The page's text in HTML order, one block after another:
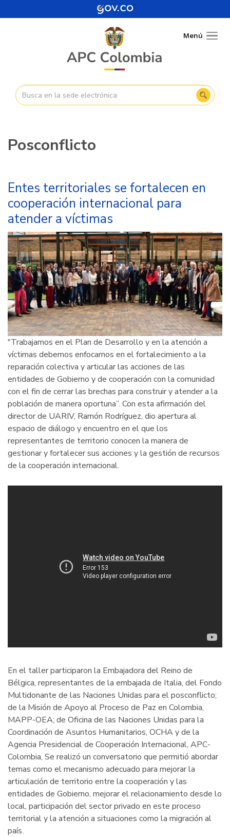
al
Menú
Posconflicto
Entes territoriales se fortalecen en
cooperación internacional para
atender a víctimas
"Trabajamos en el Plan de Desarrollo y en la atención a
víctimas debemos enfocarnos en el fortalecimiento a la
reparación colectiva y articular las acciones de las
entidades de Gobierno y de cooperación con la comunidad
con el fin de cerrar las brechas para construir y atender a la
población de manera oportuna”. Con esta afirmación del
director de UARIV, Ramón Rodríguez, dio apertura al
espacio de diálogo y encuentro en el que los
representantes de territorio conocen la manera de
gestionar y fortalecer sus acciones y la gestión de recursos
de la cooperación internacional.
En el taller participaron la Embajadora del Reino de
Bélgica, representantes de la embajada de Italia, del Fondo
Multidonante de las Naciones Unidas para el posconflicto;
de la Misión de Apoyo al Proceso de Paz en Colombia,
MAPP-OEA; de Oficina de las Naciones Unidas para la
Coordinación de Asuntos Humanitarios, OCHA y de la
Agencia Presidencial de Cooperación Internacional, APC-
Colombia, Se realizó un conversatorio que permitió abordar
temas como el mecanismo adecuado para mejorar la
articulación de territorio entre la cooperación y las
entidades de Gobierno, mejorar el relacionamiento desde lo
local, participación del sector privado en este proceso
territorial y la atención a situaciones como la migración al
país.